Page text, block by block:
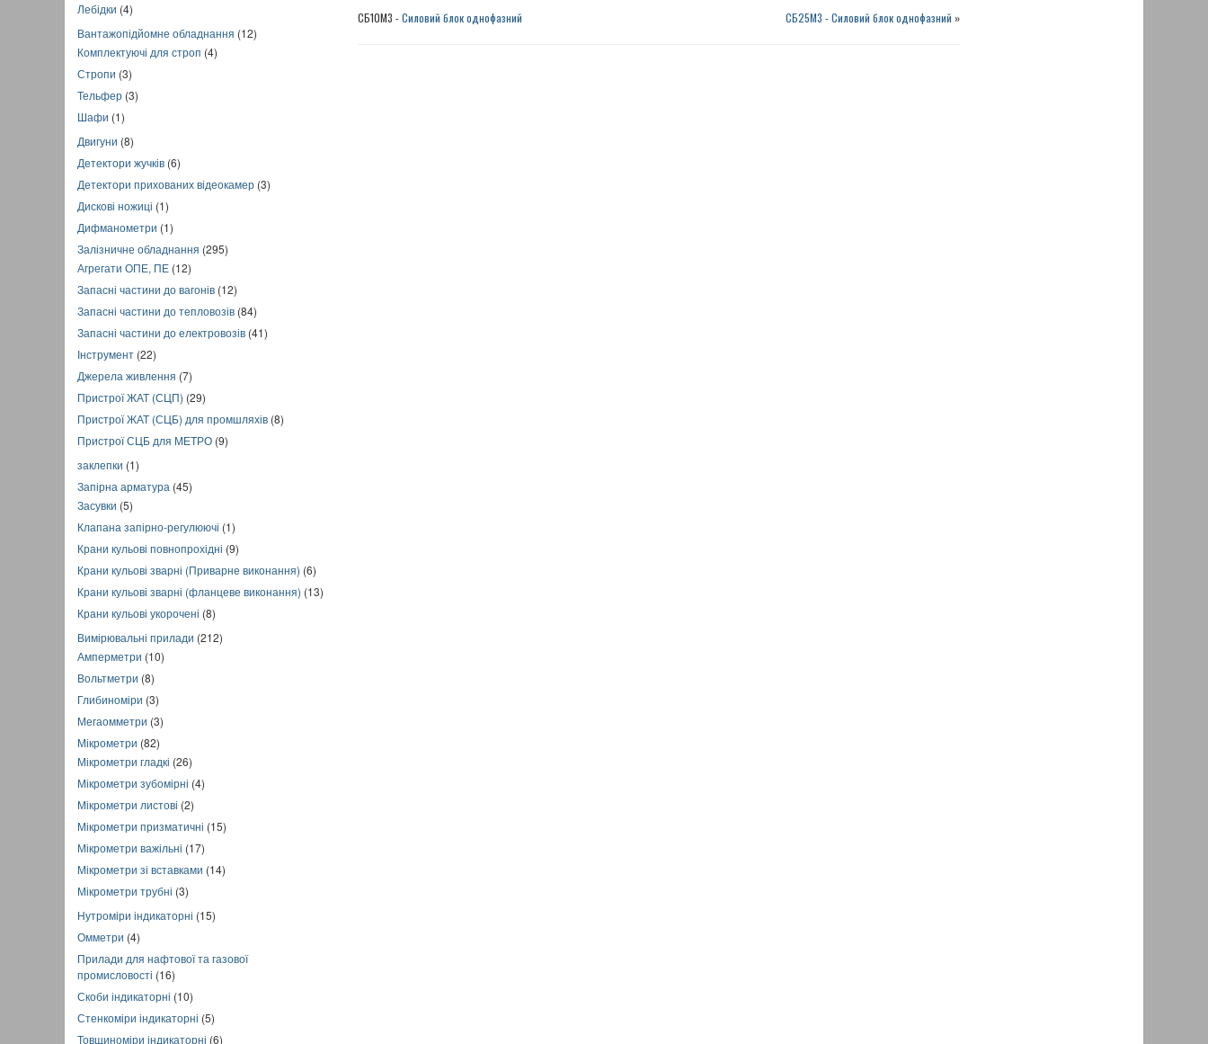
Лебідки (4)
Вантажопідйомне обладнання (12)
Комплектуючі для строп (4)
Стропи (3)
Тельфер (3)
Шафи (1)
Двигуни (8)
Детектори жучків (6)
Детектори прихованих відеокамер (3)
Дискові ножиці (1)
Дифманометри (1)
Залізничне обладнання (295)
Агрегати ОПЕ, ПЕ (12)
Запасні частини до вагонів (12)
Запасні частини до тепловозів (84)
Запасні частини до електровозів (41)
Інструмент (22)
Джерела живлення (7)
Пристрої ЖАТ (СЦП) (29)
Пристрої ЖАТ (СЦБ) для промшляхів (8)
Пристрої СЦБ для МЕТРО (9)
заклепки (1)
Запірна арматура (45)
Засувки (5)
Клапана запірно-регулюючі (1)
Крани кульові повнопрохідні (9)
Крани кульові зварні (Приварне виконання) (6)
Крани кульові зварні (фланцеве виконання) (13)
Крани кульові укорочені (8)
Вимірювальні прилади (212)
Амперметри (10)
Вольтметри (8)
Глибиноміри (3)
Мегаомметри (3)
Мікрометри (82)
Мікрометри гладкі (26)
Мікрометри зубомірні (4)
Мікрометри листові (2)
Мікрометри призматичні (15)
Мікрометри важільні (17)
Мікрометри зі вставками (14)
Мікрометри трубні (3)
Нутроміри індикаторні (15)
Омметри (4)
Прилади для нафтової та газової
промисловості (16)
Скоби індикаторні (10)
Стенкоміри індикаторні (5)
Товщиноміри індикаторні (6)
СБ10М3 -Силовий блок однофазний СБ25М3 - Силовий блок однофазний »